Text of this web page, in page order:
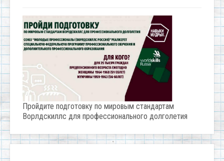
Пройдите подготовку по мировым стандартам
Ворлдскиллс для профессионального долголетия